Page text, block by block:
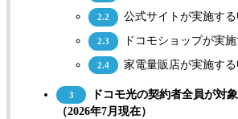
2.2 公式サイトが実施す
2.3 ドコモショップが実
2.4 家電量販店が実施す
3
ドコモ光の契約者全員が対
（2026年7月現在）